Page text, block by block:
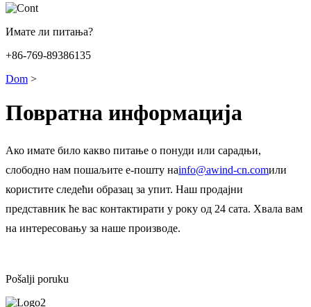
Имате ли питања?
+86-769-89386135
Dom >
Повратна информација
Ако имате било какво питање о понуди или сарадњи,
слободно нам пошаљите е-пошту наinfo@awind-cn.comили
користите следећи образац за упит. Наш продајни
представник ће вас контактирати у року од 24 сата. Хвала вам
на интересовању за наше производе.
Pošalji poruku